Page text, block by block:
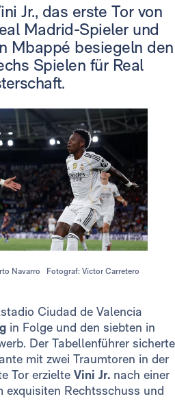
Jr., das erste Tor von
Madrid-Spieler und
Mbappé besiegeln den
Spielen für Real
Navarro
Fotograf: Víctor Carretero
Ciudad de Valencia
in Folge und den siebten in
Der Tabellenführer sicherte
mit zwei Traumtoren in der
Tor erzielte Vini Jr. nach einer
exquisiten Rechtsschuss und